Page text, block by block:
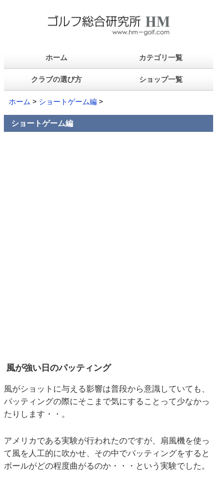
ホーム カテゴリ一覧
クラブの選び方 ショップ一覧
ホーム > ショートゲーム編 >
ショートゲーム編
風が強い日のパッティング
風がショットに与える影響は普段から意識していても、
パッティングの際にそこまで気にすることって少なかっ
たりします・・。
アメリカである実験が行われたのですが、扇風機を使っ
て風を人工的に吹かせ、その中でパッティングをすると
ボールがどの程度曲がるのか・・・という実験でした。